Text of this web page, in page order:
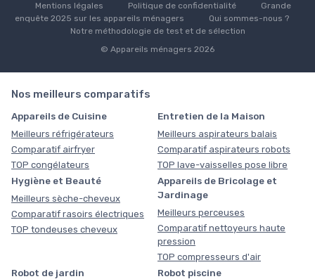
Mentions légales Politique de confidentialité
Grande
enquête 2025 sur les appareils ménagers
Qui sommes-nous ?
Notre méthodologie de test et de sélection
© Appareils ménagers 2026
Nos meilleurs comparatifs
Appareils de Cuisine
Meilleurs réfrigérateurs
Comparatif airfryer
TOP congélateurs
Entretien de la Maison
Meilleurs aspirateurs balais
Comparatif aspirateurs robots
TOP lave-vaisselles pose libre
Hygiène et Beauté
Meilleurs sèche-cheveux
Comparatif rasoirs électriques
TOP tondeuses cheveux
Appareils de Bricolage et
Jardinage
Meilleurs perceuses
Comparatif nettoyeurs haute
pression
TOP compresseurs d'air
Robot de jardin Robot piscine